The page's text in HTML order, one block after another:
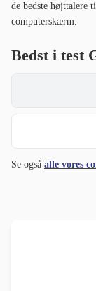
de bedste højttalere
computerskærm.
Bedst i test
Se også alle vores